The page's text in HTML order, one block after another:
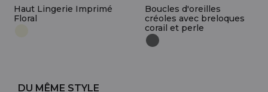
Haut Lingerie Imprimé
Floral
Boucles d'oreilles
créoles avec breloques
corail et perle
DU MÊME STYLE